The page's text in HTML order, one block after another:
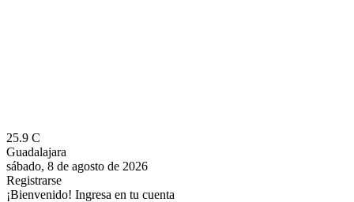
25.9 C
Guadalajara
sábado, 8 de agosto de 2026
Registrarse
¡Bienvenido! Ingresa en tu cuenta